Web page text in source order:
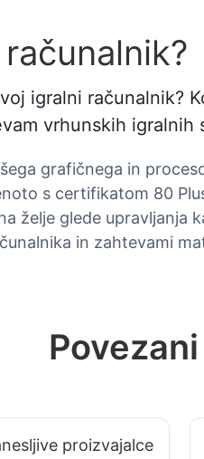
igralni računalnik?
vrhunskih igralnih
grafičnega in
s certifikatom 80
želje glede upravljanja
in zahtevami
proizvajalce